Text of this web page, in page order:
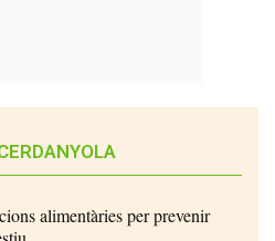
alimentàries per prevenir